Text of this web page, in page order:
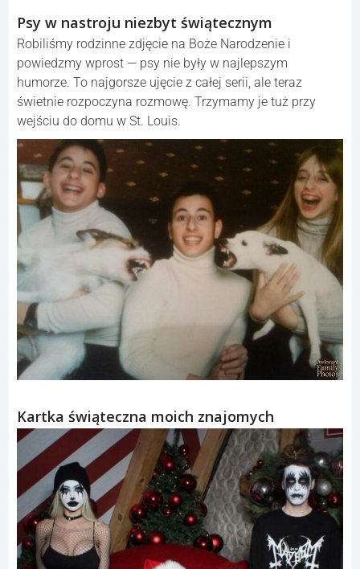
Psy w nastroju niezbyt świątecznym
Robiliśmy rodzinne zdjęcie na Boże Narodzenie i
powiedzmy wprost — psy nie były w najlepszym
humorze. To najgorsze ujęcie z całej serii, ale teraz
świetnie rozpoczyna rozmowę. Trzymamy je tuż przy
wejściu do domu w St. Louis.
Kartka świąteczna moich znajomych